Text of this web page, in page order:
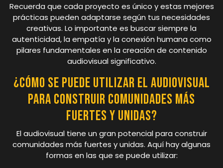
Recuerda que cada proyecto es único y estas mejores
prácticas pueden adaptarse según tus necesidades
creativas. Lo importante es buscar siempre la
autenticidad, la empatía y la conexión humana como
pilares fundamentales en la creación de contenido
audiovisual significativo.
¿Cómo se puede utilizar el audiovisual
para construir comunidades más
fuertes y unidas?
El audiovisual tiene un gran potencial para construir
comunidades más fuertes y unidas. Aquí hay algunas
formas en las que se puede utilizar: